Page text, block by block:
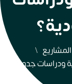
ودراسات جدوى في